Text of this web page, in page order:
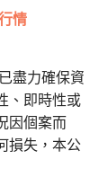
情
盡力確保資
、即時性或
因個案而
損失，本公